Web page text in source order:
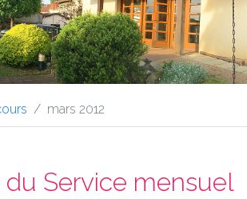
mars 2012
du Service mensuel